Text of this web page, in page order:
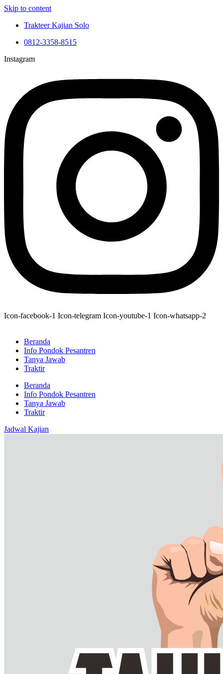
Skip to content
Trakteer Kajian Solo
0812-3358-8515
Instagram
Icon-facebook-1 Icon-telegram Icon-youtube-1 Icon-whatsapp-2
Beranda
Info Pondok Pesantren
Tanya Jawab
Traktir
Beranda
Info Pondok Pesantren
Tanya Jawab
Traktir
Jadwal Kajian